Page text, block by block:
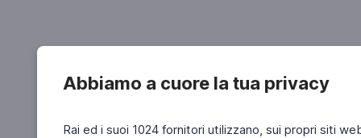
Abbiamo a cuore la tua privacy
Rai ed i suoi 1024 fornitori utilizzano, sui propri siti